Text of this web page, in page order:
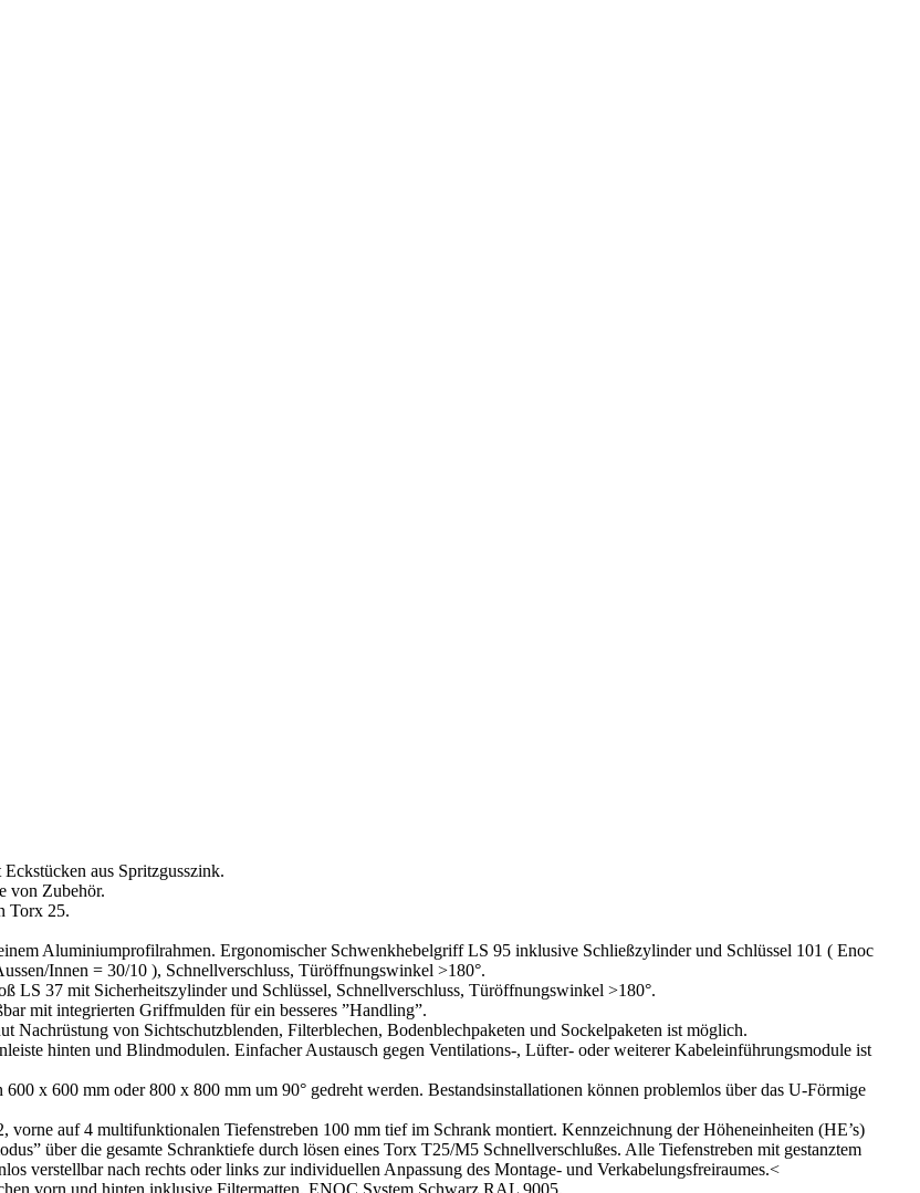
aus Spritzgusszink.
von Zubehör.
Torx 25.
Aluminiumprofilrahmen. Ergonomischer Schwenkhebelgriff LS 95 inklusive Schließzylinder und Schlüssel 101 ( Enoc
Innen = 30/10 ), Schnellverschluss, Türöffnungswinkel >180°.
LS 37 mit Sicherheitszylinder und Schlüssel, Schnellverschluss, Türöffnungswinkel >180°.
mit integrierten Griffmulden für ein besseres ”Handling”.
von Sichtschutzblenden, Filterblechen, Bodenblechpaketen und Sockelpaketen ist möglich.
hinten und Blindmodulen. Einfacher Austausch gegen Ventilations-, Lüfter- oder weiterer Kabeleinführungsmodule ist
x 600 mm oder 800 x 800 mm um 90° gedreht werden. Bestandsinstallationen können problemlos über das U-Förmige
auf 4 multifunktionalen Tiefenstreben 100 mm tief im Schrank montiert. Kennzeichnung der Höheneinheiten (HE’s)
über die gesamte Schranktiefe durch lösen eines Torx T25/M5 Schnellverschlußes. Alle Tiefenstreben mit gestanztem
verstellbar nach rechts oder links zur individuellen Anpassung des Montage- und Verkabelungsfreiraumes.<